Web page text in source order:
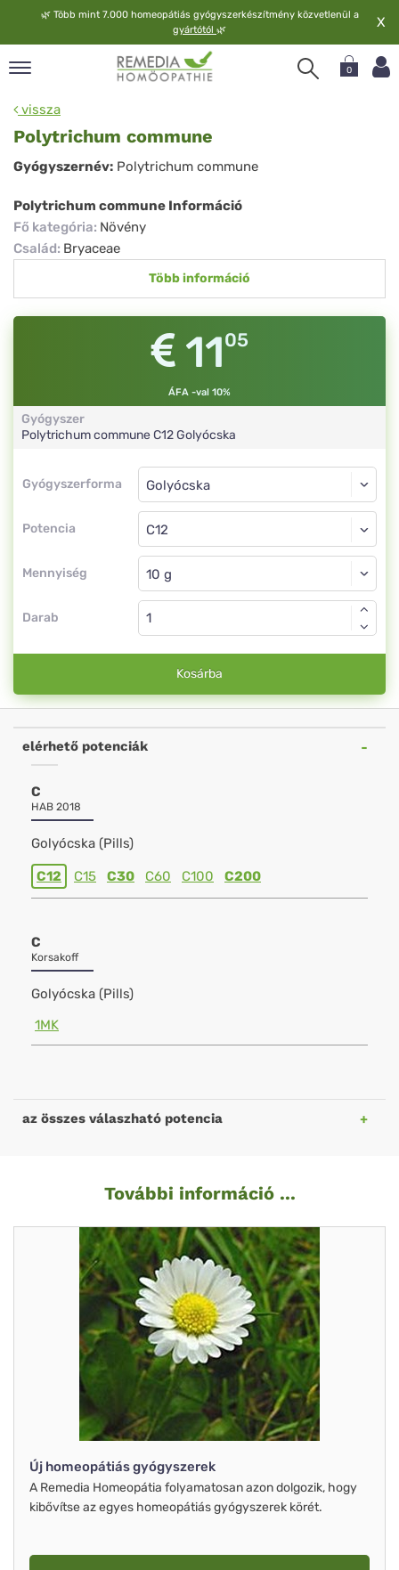
🌿 Több mint 7.000 homeopátiás gyógyszerkészítmény közvetlenül a
gyártótól 🌿 X
0
vissza
Polytrichum commune
Polytrichum
commune
Gyógyszernév: Polytrichum commune
Polytrichum commune Információ
Fő kategória: Növény
Család: Bryaceae
Több információ
1105
ÁFA -val 10%
Gyógyszer
Polytrichum communeC12Golyócska
Gyógyszerforma
Gyógyszerforma
Potencia
Golyócska
C12
Mennyiség
Golyócska
Darab
Kosárba
elérhető potenciák
C
HAB 2018
Golyócska (Pills)
C12 C15 C30 C60 C100 C200
C
Korsakoff
Golyócska (Pills)
1MK
az összes válaszható potencia
További információ ...
Új homeopátiás gyógyszerek
A Remedia Homeopátia folyamatosan azon dolgozik, hogy
kibővítse az egyes homeopátiás gyógyszerek körét.